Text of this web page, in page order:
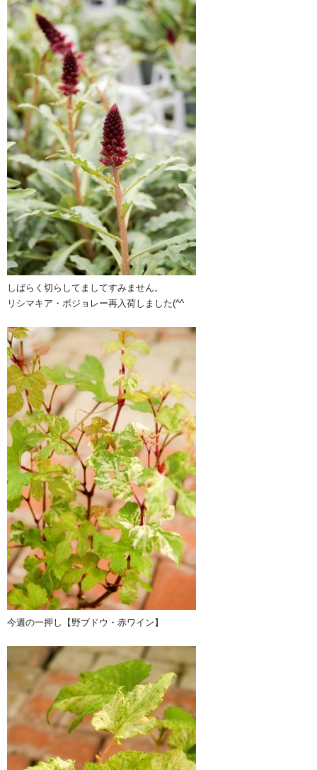
しばらく切らしてましてすみません。
リシマキア・ボジョレー再入荷しました(^^ゞ
今週の一押し【野ブドウ・赤ワイン】